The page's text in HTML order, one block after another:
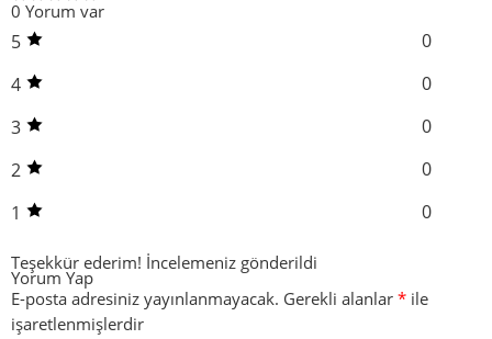
0 Yorum var
5
0
4
0
3
0
2
0
1
0
Teşekkür ederim! İncelemeniz gönderildi
Yorum Yap
E-posta adresiniz yayınlanmayacak. Gerekli alanlar * ile
işaretlenmişlerdir